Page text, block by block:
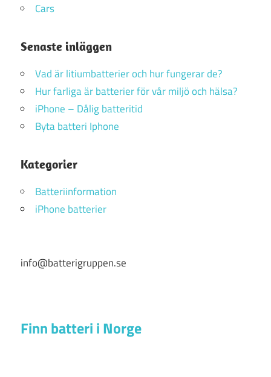
Cars
Senaste inläggen
Vad är litiumbatterier och hur fungerar de?
Hur farliga är batterier för vår miljö och hälsa?
iPhone – Dålig batteritid
Byta batteri Iphone
Kategorier
Batteriinformation
iPhone batterier
info@batterigruppen.se
Finn batteri i Norge